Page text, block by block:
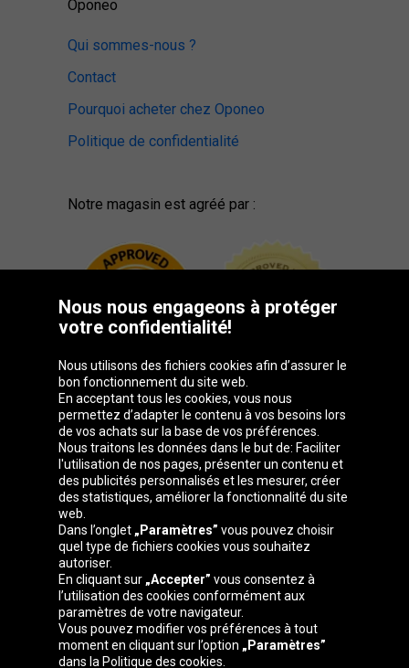
Oponeo
Qui sommes-nous ?
Contact
Pourquoi acheter chez Oponeo
Politique de confidentialité
Notre magasin est agréé par :
Groupe Oponeo
Česká
republika
Deutschland Éire España
France Italia Magyarország Nederland
Nous nous engageons à protéger
votre confidentialité!
Nous utilisons des fichiers cookies afin d’assurer le
bon fonctionnement du site web.
En acceptant tous les cookies, vous nous
permettez d’adapter le contenu à vos besoins lors
de vos achats sur la base de vos préférences.
Nous traitons les données dans le but de: Faciliter
l'utilisation de nos pages, présenter un contenu et
des publicités personnalisés et les mesurer, créer
des statistiques, améliorer la fonctionnalité du site
web.
Dans l’onglet „Paramètres” vous pouvez choisir
quel type de fichiers cookies vous souhaitez
autoriser.
En cliquant sur „Accepter” vous consentez à
l’utilisation des cookies conformément aux
paramètres de votre navigateur.
Vous pouvez modifier vos préférences à tout
moment en cliquant sur l’option „Paramètres”
dans la Politique des cookies.